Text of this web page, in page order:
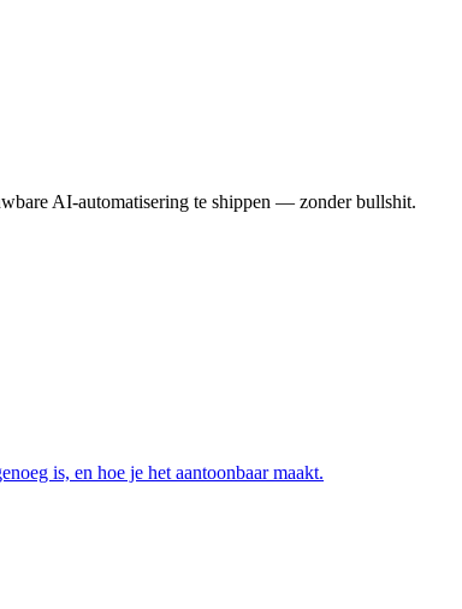
AI-automatisering te shippen — zonder bullshit.
is, en hoe je het aantoonbaar maakt.